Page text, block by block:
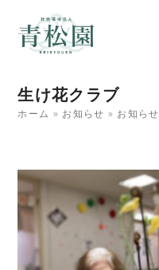
生け花クラブ
ホーム » お知らせ » お知らせ